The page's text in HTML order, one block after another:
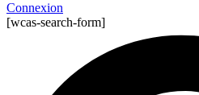
Connexion
[wcas-search-form]